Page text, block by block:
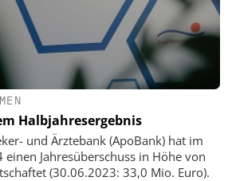
Halbjahresergebnis
und Ärztebank (ApoBank) hat im
Jahresüberschuss in Höhe von
(30.06.2023: 33,0 Mio. Euro).